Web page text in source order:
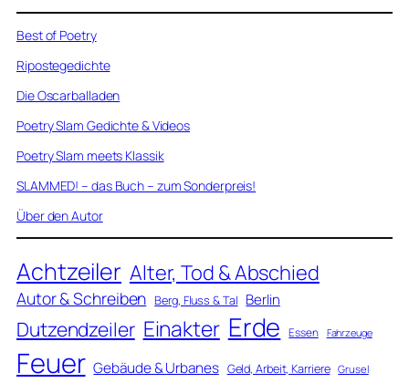
Best of Poetry
Ripostegedichte
Die Oscarballaden
Poetry Slam Gedichte & Videos
Poetry Slam meets Klassik
SLAMMED! – das Buch – zum Sonderpreis!
Über den Autor
Achtzeiler Alter, Tod & Abschied
Autor & Schreiben Berg, Fluss & Tal Berlin
Dutzendzeiler Einakter Erde Essen Fahrzeuge
Feuer Gebäude & Urbanes Geld, Arbeit, Karriere Grusel